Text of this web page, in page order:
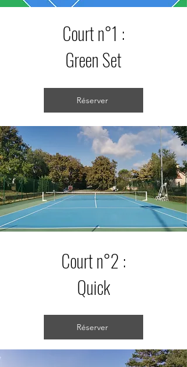
Court n°1 :
Green Set
Réserver
Court n°2 :
Quick
Réserver